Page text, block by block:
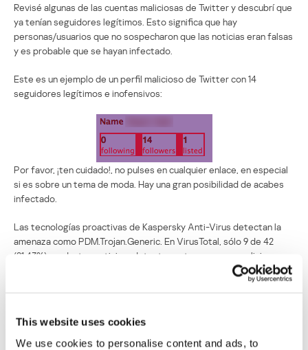
This website uses cookies
We use cookies to personalise content and ads, to
Revisé algunas de las cuentas maliciosas de Twitter y descubrí que
ya tenían seguidores legítimos. Esto significa que hay
personas/usuarios que no sospecharon que las noticias eran falsas
y es probable que se hayan infectado.
Este es un ejemplo de un perfil malicioso de Twitter con 14
seguidores legítimos e inofensivos:
Por favor, ¡ten cuidado!, no pulses en cualquier enlace, en especial
si es sobre un tema de moda. Hay una gran posibilidad de acabes
infectado.
Las tecnologías proactivas de Kaspersky Anti-Virus detectan la
amenaza como PDM.Trojan.Generic. En VirusTotal, sólo 9 de 42
(21,43%) productos antivirus detectan este programa malicioso en
‘bombardeos’ de malware en Twitter